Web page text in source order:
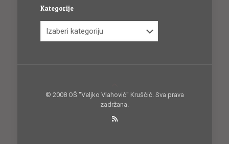
Kategorije
© 2008 OŠ ''Veljko Vlahović'' Kruščić. Sva prava
zadržana.